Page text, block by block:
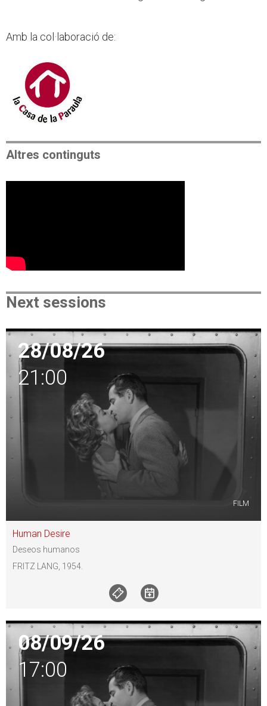
Amb la col·laboració de:
Altres continguts
Next sessions
28/08/26
21:00
FILM
Human Desire
Deseos humanos
FRITZ LANG, 1954.
08/09/26
17:00